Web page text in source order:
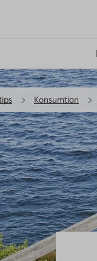
Konsumtion